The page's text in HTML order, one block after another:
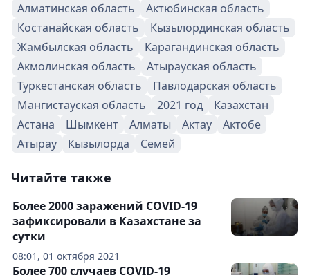
Алматинская область
Актюбинская область
Костанайская область
Кызылординская область
Жамбылская область
Карагандинская область
Акмолинская область
Атырауская область
Туркестанская область
Павлодарская область
Мангистауская область
2021 год
Казахстан
Астана
Шымкент Алматы Актау
Актобе
Атырау
Кызылорда Семей
Читайте также
08:01, 01 октября 2021
Более 2000 заражений COVID-19
зафиксировали в Казахстане за
сутки
Более 700 случаев COVID-19